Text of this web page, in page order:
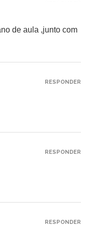
de aula ,junto com
RESPONDER
RESPONDER
RESPONDER